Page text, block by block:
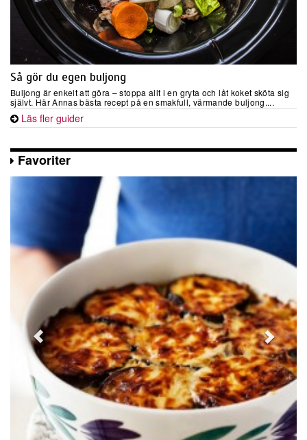
Så gör du egen buljong
Buljong är enkelt att göra – stoppa allt i en gryta och låt koket sköta sig
självt. Här Annas bästa recept på en smakfull, värmande buljong....
Läs fler guider
Favoriter